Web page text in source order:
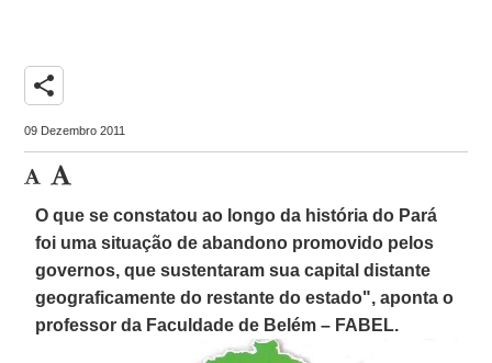
share
09 Dezembro 2011
O que se constatou ao longo da história do Pará
foi uma situação de abandono promovido pelos
governos, que sustentaram sua capital distante
geograficamente do restante do estado", aponta o
professor da Faculdade de Belém – FABEL.